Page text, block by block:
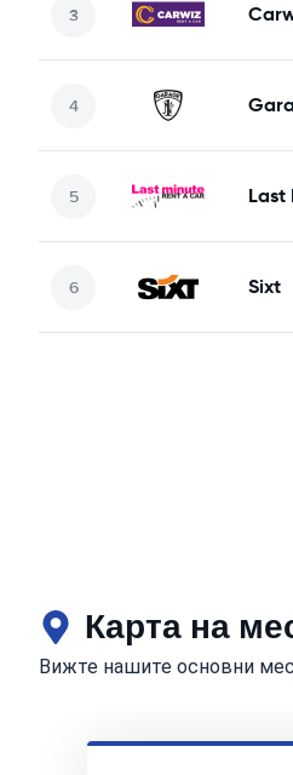
Last
Sixt
Карта на
Вижте нашите основни